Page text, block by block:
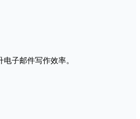
子邮件写作效率。